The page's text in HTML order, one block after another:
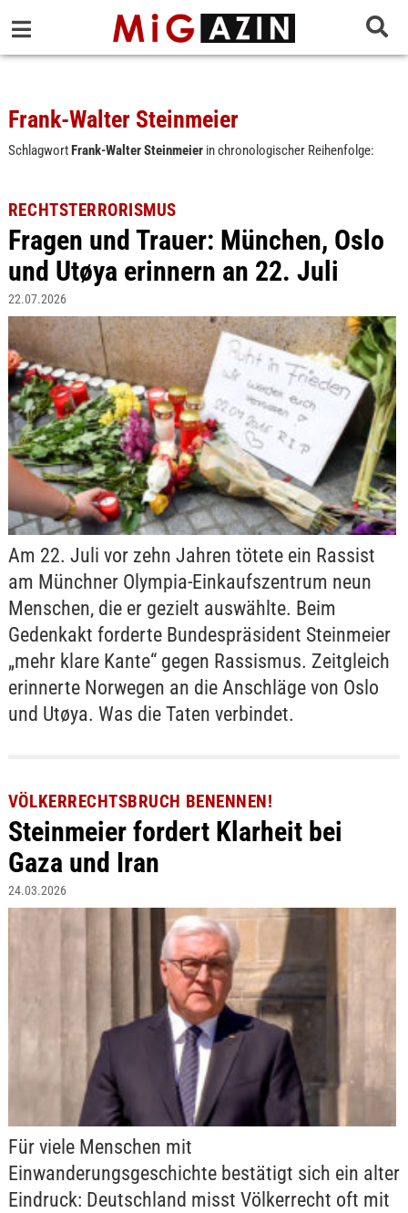
Frank-Walter Steinmeier
SchlagwortFrank-Walter Steinmeierin chronologischer Reihenfolge:
RECHTSTERRORISMUS
Fragen und Trauer: München, Oslo
und Utøya erinnern an 22. Juli
22.07.2026
Am 22. Juli vor zehn Jahren tötete ein Rassist
am Münchner Olympia-Einkaufszentrum neun
Menschen, die er gezielt auswählte. Beim
Gedenkakt forderte Bundespräsident Steinmeier
„mehr klare Kante“ gegen Rassismus. Zeitgleich
erinnerte Norwegen an die Anschläge von Oslo
und Utøya. Was die Taten verbindet.
VÖLKERRECHTSBRUCH BENENNEN!
Steinmeier fordert Klarheit bei
Gaza und Iran
24.03.2026
Für viele Menschen mit
Einwanderungsgeschichte bestätigt sich ein alter
Eindruck: Deutschland misst Völkerrecht oft mit